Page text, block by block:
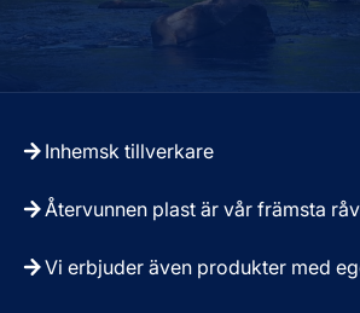
Inhemsk tillverkare
Återvunnen plast är vår främsta
Vi erbjuder även produkter med